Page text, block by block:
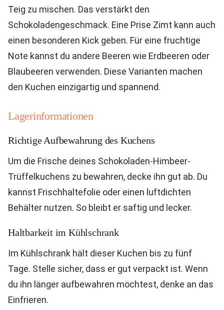
Teig zu mischen. Das verstärkt den
Schokoladengeschmack. Eine Prise Zimt kann auch
einen besonderen Kick geben. Für eine fruchtige
Note kannst du andere Beeren wie Erdbeeren oder
Blaubeeren verwenden. Diese Varianten machen
den Kuchen einzigartig und spannend.
Lagerinformationen
Richtige Aufbewahrung des Kuchens
Um die Frische deines Schokoladen-Himbeer-
Trüffelkuchens zu bewahren, decke ihn gut ab. Du
kannst Frischhaltefolie oder einen luftdichten
Behälter nutzen. So bleibt er saftig und lecker.
Haltbarkeit im Kühlschrank
Im Kühlschrank hält dieser Kuchen bis zu fünf
Tage. Stelle sicher, dass er gut verpackt ist. Wenn
du ihn länger aufbewahren möchtest, denke an das
Einfrieren.